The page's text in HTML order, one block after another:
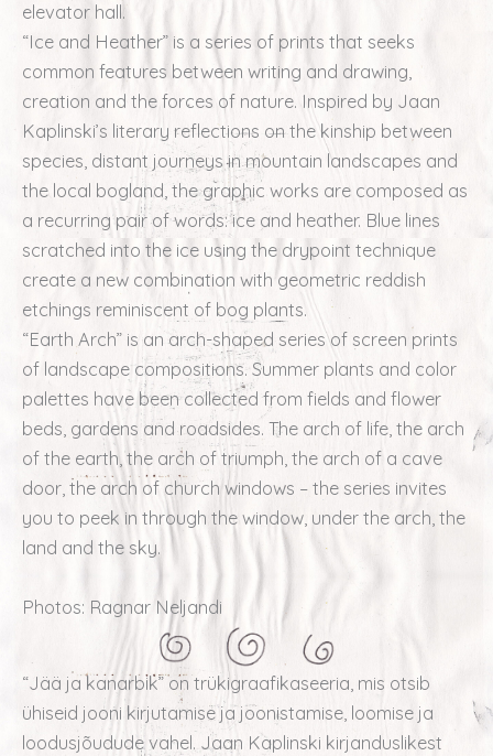
elevator hall.
“Ice and Heather” is a series of prints that seeks
common features between writing and drawing,
creation and the forces of nature. Inspired by Jaan
Kaplinski’s literary reflections on the kinship between
species, distant journeys in mountain landscapes and
the local bogland, the graphic works are composed as
a recurring pair of words: ice and heather. Blue lines
scratched into the ice using the drypoint technique
create a new combination with geometric reddish
etchings reminiscent of bog plants.
“Earth Arch” is an arch-shaped series of screen prints
of landscape compositions. Summer plants and color
palettes have been collected from fields and flower
beds, gardens and roadsides. The arch of life, the arch
of the earth, the arch of triumph, the arch of a cave
door, the arch of church windows – the series invites
you to peek in through the window, under the arch, the
land and the sky.
Photos: Ragnar Neljandi
“Jää ja kanarbik” on trükigraafikaseeria, mis otsib
ühiseid jooni kirjutamise ja joonistamise, loomise ja
loodusjõudude vahel. Jaan Kaplinski kirjanduslikest